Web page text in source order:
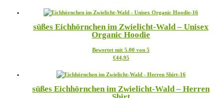
auf
Produktseite
gewählt
weist
Varianten
auf.
Optionen
können
der
gewählt
süßes Eichhörnchen im Zwielicht-Wald – Unisex
Organic Hoodie
Bewertet mit 5.00 von 5
€44,95Dieses
weist
Varianten
auf.
süßes Eichhörnchen im Zwielicht-Wald – Herren